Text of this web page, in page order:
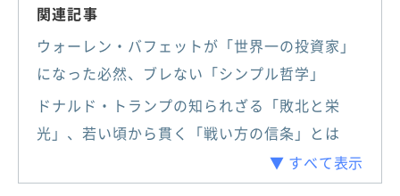
関連記事
ウォーレン・バフェットが「世界一の投資家」
になった必然、ブレない「シンプル哲学」
ドナルド・トランプの知られざる「敗北と栄
光」、若い頃から貫く「戦い方の信条」とは
▼ すべて表示